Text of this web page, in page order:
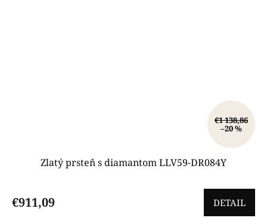
€1 138,86
–20 %
Zlatý prsteň s diamantom LLV59-DR084Y
€911,09 DETAIL